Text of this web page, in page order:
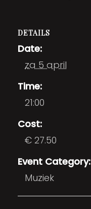
DETAILS
Date:
za 5 april
Time:
21:00
Cost:
€ 27.50
Event Category:
Muziek